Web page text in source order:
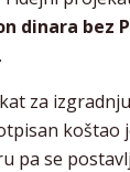
dinara bez
za
koštao
pa se